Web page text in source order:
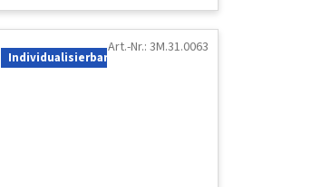
Individualisierbar
Art.-Nr.: 3M.31.0063